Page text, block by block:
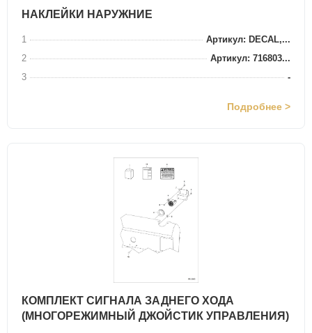
НАКЛЕЙКИ НАРУЖНИЕ
1
Артикул: DECAL,...
2
Артикул: 716803...
3
-
Подробнее >
КОМПЛЕКТ СИГНАЛА ЗАДНЕГО ХОДА
(МНОГОРЕЖИМНЫЙ ДЖОЙСТИК УПРАВЛЕНИЯ)